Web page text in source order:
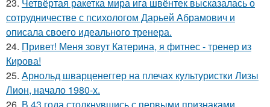
сотрудничестве с психологом Дарьей Абрамович и
описала своего идеального тренера.
24. Привет! Меня зовут Катерина, я фитнес - тренер из
Кирова!
25. Арнольд шварценеггер на плечах культуристки Лизы
Лион, начало 1980-х.
26. В 43 года столкнувшись с первыми признаками